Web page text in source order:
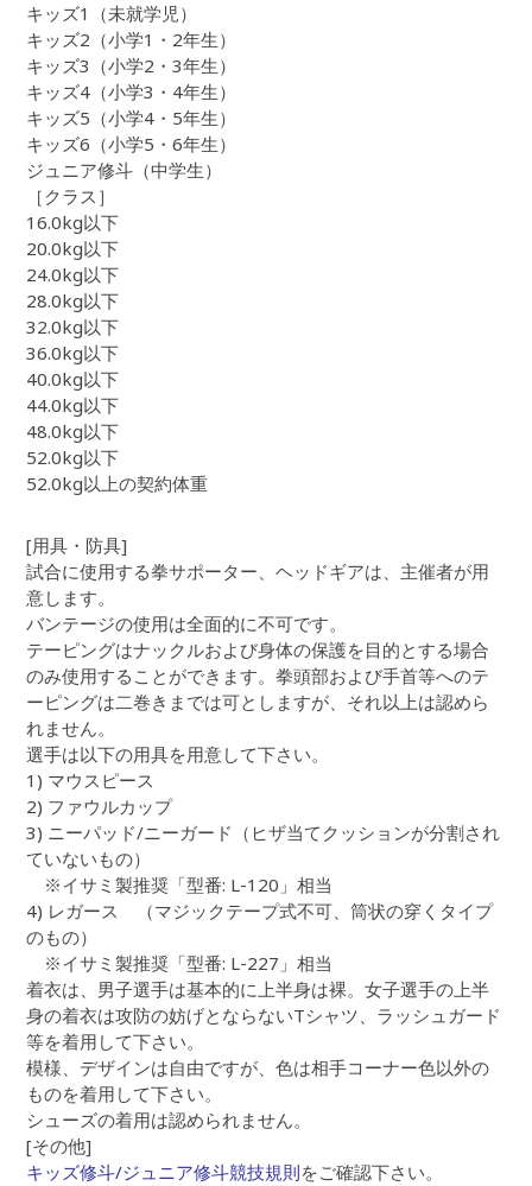
キッズ1（未就学児）
キッズ2（小学1・2年生）
キッズ3（小学2・3年生）
キッズ4（小学3・4年生）
キッズ5（小学4・5年生）
キッズ6（小学5・6年生）
ジュニア修斗（中学生）
［クラス］
16.0kg以下
20.0kg以下
24.0kg以下
28.0kg以下
32.0kg以下
36.0kg以下
40.0kg以下
44.0kg以下
48.0kg以下
52.0kg以下
52.0kg以上の契約体重
[用具・防具]
試合に使用する拳サポーター、ヘッドギアは、主催者が用
意します。
バンテージの使用は全面的に不可です。
テーピングはナックルおよび身体の保護を目的とする場合
のみ使用することができます。拳頭部および手首等へのテ
ーピングは二巻きまでは可としますが、それ以上は認めら
れません。
選手は以下の用具を用意して下さい。
1) マウスピース
2) ファウルカップ
3) ニーパッド/ニーガード（ヒザ当てクッションが分割され
ていないもの）
※イサミ製推奨「型番: L-120」相当
4) レガース （マジックテープ式不可、筒状の穿くタイプ
のもの）
※イサミ製推奨「型番: L-227」相当
着衣は、男子選手は基本的に上半身は裸。女子選手の上半
身の着衣は攻防の妨げとならないTシャツ、ラッシュガード
等を着用して下さい。
模様、デザインは自由ですが、色は相手コーナー色以外の
ものを着用して下さい。
シューズの着用は認められません。
[その他]
キッズ修斗/ジュニア修斗競技規則をご確認下さい。